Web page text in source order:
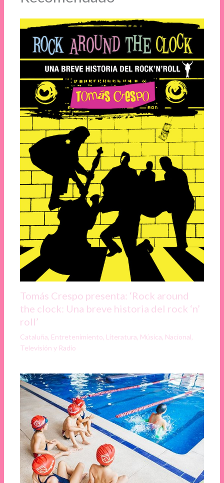
Tomás Crespo presenta: ‘Rock around
the clock: Una breve historia del rock ‘n’
roll’
Cataluña, Entretenimiento, Literatura, Música, Nacional,
Televisión y Radio